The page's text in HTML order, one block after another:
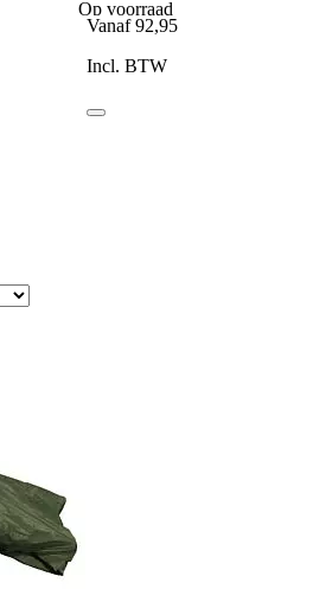
Op voorraad
Vanaf 92,95
Incl. BTW